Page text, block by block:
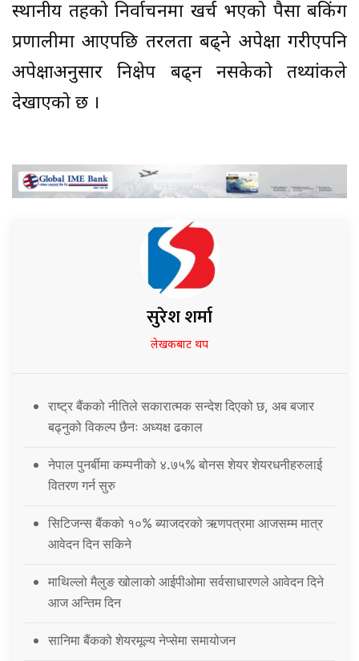
स्थानीय तहको निर्वाचनमा खर्च भएको पैसा बैंकिंग
प्रणालीमा आएपछि तरलता बढ्ने अपेक्षा गरीएपनि
अपेक्षाअनुसार निक्षेप बढ्न नसकेको तथ्यांकले
देखाएको छ ।
सुरेश शर्मा
लेखकबाट थप
राष्ट्र बैंकको नीतिले सकारात्मक सन्देश दिएको छ, अब बजार
बढ्नुको विकल्प छैनः अध्यक्ष ढकाल
नेपाल पुनर्बीमा कम्पनीको ४.७५% बोनस शेयर शेयरधनीहरुलाई
वितरण गर्न सुरु
सिटिजन्स बैंकको १०% ब्याजदरको ऋणपत्रमा आजसम्म मात्र
आवेदन दिन सकिने
माथिल्लो मैलुङ खोलाको आईपीओमा सर्वसाधारणले आवेदन दिने
आज अन्तिम दिन
सानिमा बैंकको शेयरमूल्य नेप्सेमा समायोजन